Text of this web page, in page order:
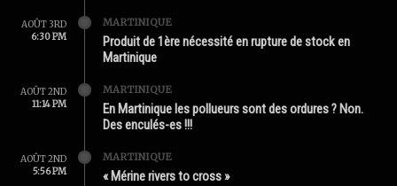
AOÛT 3RD
6:30 PM
MARTINIQUE
Produit de 1ère nécessité en rupture de stock en
Martinique
AOÛT 2ND
11:14 PM
MARTINIQUE
En Martinique les pollueurs sont des ordures ? Non.
Des enculés-es !!!
AOÛT 2ND
5:56 PM
MARTINIQUE
« Mérine rivers to cross »